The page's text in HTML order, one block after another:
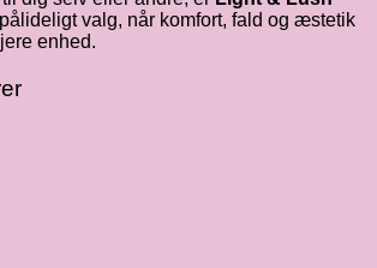
valg, når komfort, fald og æstetik
enhed.